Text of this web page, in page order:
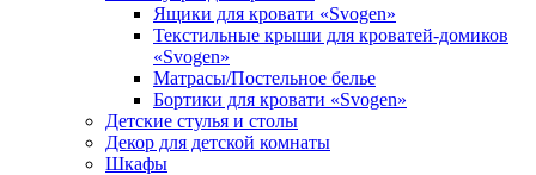
Ящики для кровати «Svogen»
Текстильные крыши для кроватей-домиков
«Svogen»
Матрасы/Постельное белье
Бортики для кровати «Svogen»
Детские стулья и столы
Декор для детской комнаты
Шкафы